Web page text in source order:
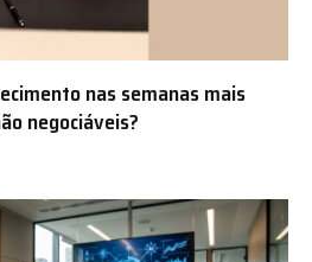
nas semanas mais
negociáveis?